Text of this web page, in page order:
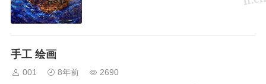
手工 绘画
001 8年前 2690